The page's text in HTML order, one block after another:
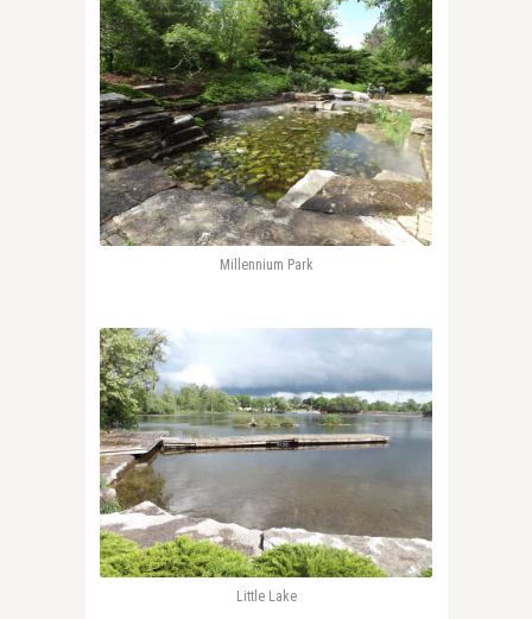
Millennium Park
Little Lake